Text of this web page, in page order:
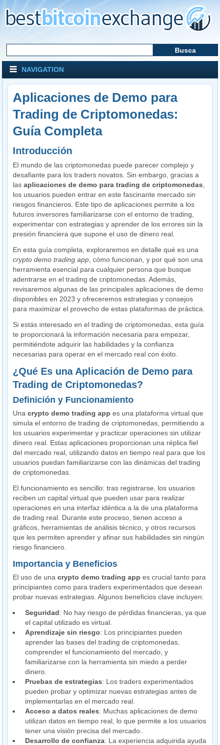
NAVIGATION
Aplicaciones de Demo para
Trading de Criptomonedas:
Guía Completa
Introducción
El mundo de las criptomonedas puede parecer complejo y
desafiante para los traders novatos. Sin embargo, gracias a
lasaplicaciones de demo para trading de criptomonedas
los usuarios pueden entrar en este fascinante mercado sin
riesgos financieros. Este tipo de aplicaciones permite a los
futuros inversores familiarizarse con el entorno de trading,
experimentar con estrategias y aprender de los errores sin la
presión financiera que supone el uso de dinero real.
En esta guía completa, exploraremos en detalle qué es una
crypto demo trading app , cómo funcionan, y por qué son una
herramienta esencial para cualquier persona que busque
adentrarse en el trading de criptomonedas. Además,
revisaremos algunas de las principales aplicaciones de demo
disponibles en 2023 y ofreceremos estrategias y consejos
para maximizar el provecho de estas plataformas de práctica.
Si estás interesado en el trading de criptomonedas, esta guía
te proporcionará la información necesaria para empezar,
permitiéndote adquirir las habilidades y la confianza
necesarias para operar en el mercado real con éxito.
¿Qué Es una Aplicación de Demo para
Trading de Criptomonedas?
Definición y Funcionamiento
Unacrypto demo trading app es una plataforma virtual que
simula el entorno de trading de criptomonedas, permitiendo a
los usuarios experimentar y practicar operaciones sin utilizar
dinero real. Estas aplicaciones proporcionan una réplica fiel
del mercado real, utilizando datos en tiempo real para que los
usuarios puedan familiarizarse con las dinámicas del trading
de criptomonedas.
El funcionamiento es sencillo: tras registrarse, los usuarios
reciben un capital virtual que pueden usar para realizar
operaciones en una interfaz idéntica a la de una plataforma
de trading real. Durante este proceso, tienen acceso a
gráficos, herramientas de análisis técnico, y otros recursos
que les permiten aprender y afinar sus habilidades sin ningún
riesgo financiero.
Importancia y Beneficios
El uso de unacrypto demo trading app es crucial tanto para
principiantes como para traders experimentados que desean
probar nuevas estrategias. Algunos beneficios clave incluyen:
Seguridad: No hay riesgo de pérdidas financieras, ya que
el capital utilizado es virtual.
Aprendizaje sin riesgo: Los principiantes pueden
aprender las bases del trading de criptomonedas,
comprender el funcionamiento del mercado, y
familiarizarse con la herramienta sin miedo a perder
dinero.
Pruebas de estrategias: Los traders experimentados
pueden probar y optimizar nuevas estrategias antes de
implementarlas en el mercado real.
Acceso a datos reales: Muchas aplicaciones de demo
utilizan datos en tiempo real, lo que permite a los usuarios
tener una visión precisa del mercado.
Desarrollo de confianza: La experiencia adquirida ayuda